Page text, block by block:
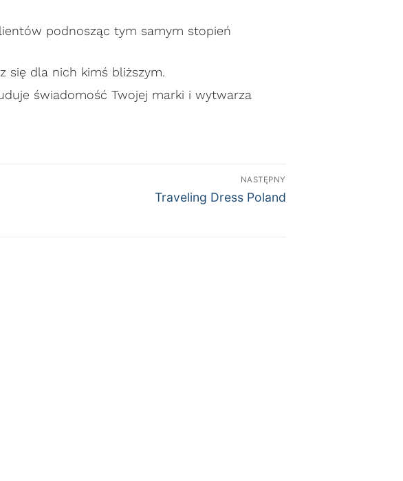
podnosząc tym samym stopień
się dla nich kimś bliższym.
świadomość Twojej marki i wytwarza
NASTĘPNY
Traveling Dress Poland